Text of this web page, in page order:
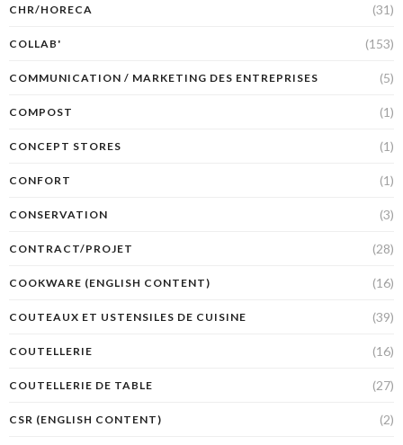
CHR/HORECA (31)
COLLAB' (153)
COMMUNICATION / MARKETING DES ENTREPRISES (5)
COMPOST (1)
CONCEPT STORES (1)
CONFORT (1)
CONSERVATION (3)
CONTRACT/PROJET (28)
COOKWARE (ENGLISH CONTENT) (16)
COUTEAUX ET USTENSILES DE CUISINE (39)
COUTELLERIE (16)
COUTELLERIE DE TABLE (27)
CSR (ENGLISH CONTENT) (2)